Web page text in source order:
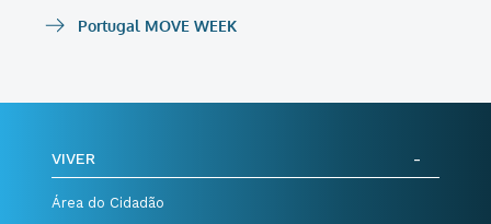
Portugal MOVE WEEK
VIVER
Área do Cidadão